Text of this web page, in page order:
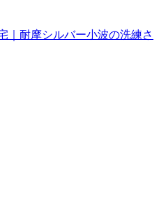
｜耐摩シルバー小波の洗練さ